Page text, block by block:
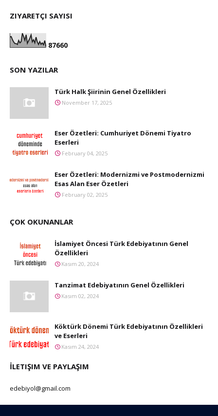
ZIYARETÇI SAYISI
87660
SON YAZILAR
Türk Halk Şiirinin Genel Özellikleri
November 17, 2025
Eser Özetleri: Cumhuriyet Dönemi Tiyatro
Eserleri
February 04, 2025
Eser Özetleri: Modernizmi ve Postmodernizmi
Esas Alan Eser Özetleri
February 02, 2025
ÇOK OKUNANLAR
İslamiyet Öncesi Türk Edebiyatının Genel
Özellikleri
Kasım 20, 2024
Tanzimat Edebiyatının Genel Özellikleri
Kasım 02, 2024
Köktürk Dönemi Türk Edebiyatının Özellikleri
ve Eserleri
Kasım 24, 2024
İLETIŞIM VE PAYLAŞIM
edebiyol@gmail.com